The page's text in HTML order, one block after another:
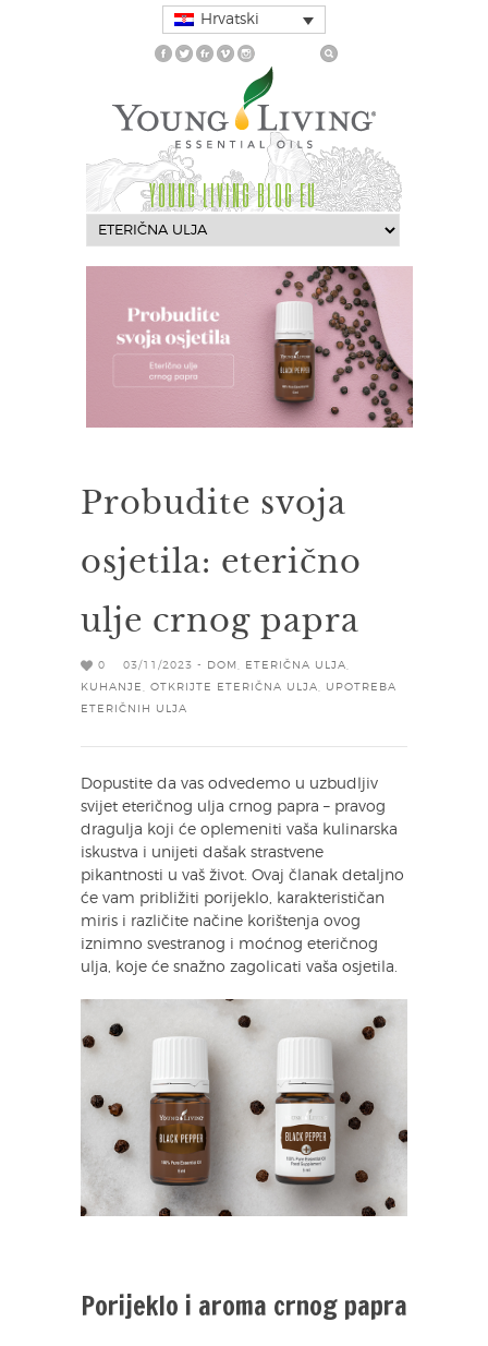
Hrvatski
YOUNG LIVING BLOG EU
Probudite svoja
osjetila: eterično
ulje crnog papra
0 03/11/2023 - DOM ETERIČNA ULJA
KUHANJE
OTKRIJTE ETERIČNA ULJA
UPOTREBA
ETERIČNIH ULJA
Dopustite da vas odvedemo u uzbudljiv
svijet eteričnog ulja crnog papra – pravog
dragulja koji će oplemeniti vaša kulinarska
iskustva i unijeti dašak strastvene
pikantnosti u vaš život. Ovaj članak detaljno
će vam približiti porijeklo, karakterističan
miris i različite načine korištenja ovog
iznimno svestranog i moćnog eteričnog
ulja, koje će snažno zagolicati vaša osjetila.
Porijeklo i aroma crnog papra